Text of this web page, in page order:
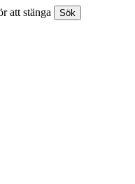
att stänga Sök